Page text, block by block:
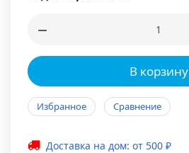
В корзину
Избранное Сравнение
Доставка на дом: от 500 ₽